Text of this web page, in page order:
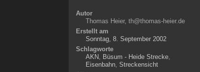
Autor
Thomas Heier, th@thomas-heier.de
Erstellt am
Sonntag, 8. September 2002
Schlagworte
AKN, Büsum - Heide Strecke,
Eisenbahn, Streckensicht